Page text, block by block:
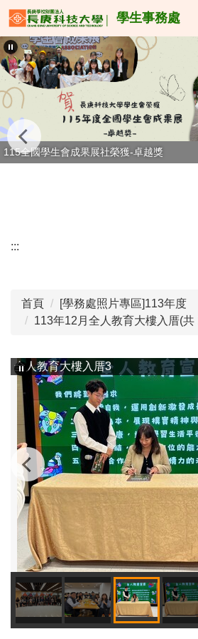
跳
到
主
要
內
容
學生事務處
115全國學生會成果展社榮獲-卓越獎
:::
首頁
[學務處照片專區]113年度
113年12月全人教育大樓入厝(共
全人教育大樓入厝3